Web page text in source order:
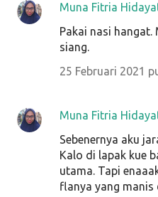
Muna Fitria
Pakai nasi hangat.
siang.
25 Februari 2021
Muna Fitria
Sebenernya aku
Kalo di lapak kue
utama. Tapi
flanya yang manis